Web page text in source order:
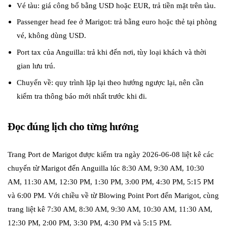
Vé tàu: giá công bố bằng USD hoặc EUR, trả tiền mặt trên tàu.
Passenger head fee ở Marigot: trả bằng euro hoặc thẻ tại phòng
vé, không dùng USD.
Port tax của Anguilla: trả khi đến nơi, tùy loại khách và thời
gian lưu trú.
Chuyến về: quy trình lặp lại theo hướng ngược lại, nên cần
kiểm tra thông báo mới nhất trước khi đi.
Đọc đúng lịch cho từng hướng
Trang Port de Marigot được kiểm tra ngày 2026-06-08 liệt kê các
chuyến từ Marigot đến Anguilla lúc 8:30 AM, 9:30 AM, 10:30
AM, 11:30 AM, 12:30 PM, 1:30 PM, 3:00 PM, 4:30 PM, 5:15 PM
và 6:00 PM. Với chiều về từ Blowing Point Port đến Marigot, cùng
trang liệt kê 7:30 AM, 8:30 AM, 9:30 AM, 10:30 AM, 11:30 AM,
12:30 PM, 2:00 PM, 3:30 PM, 4:30 PM và 5:15 PM.